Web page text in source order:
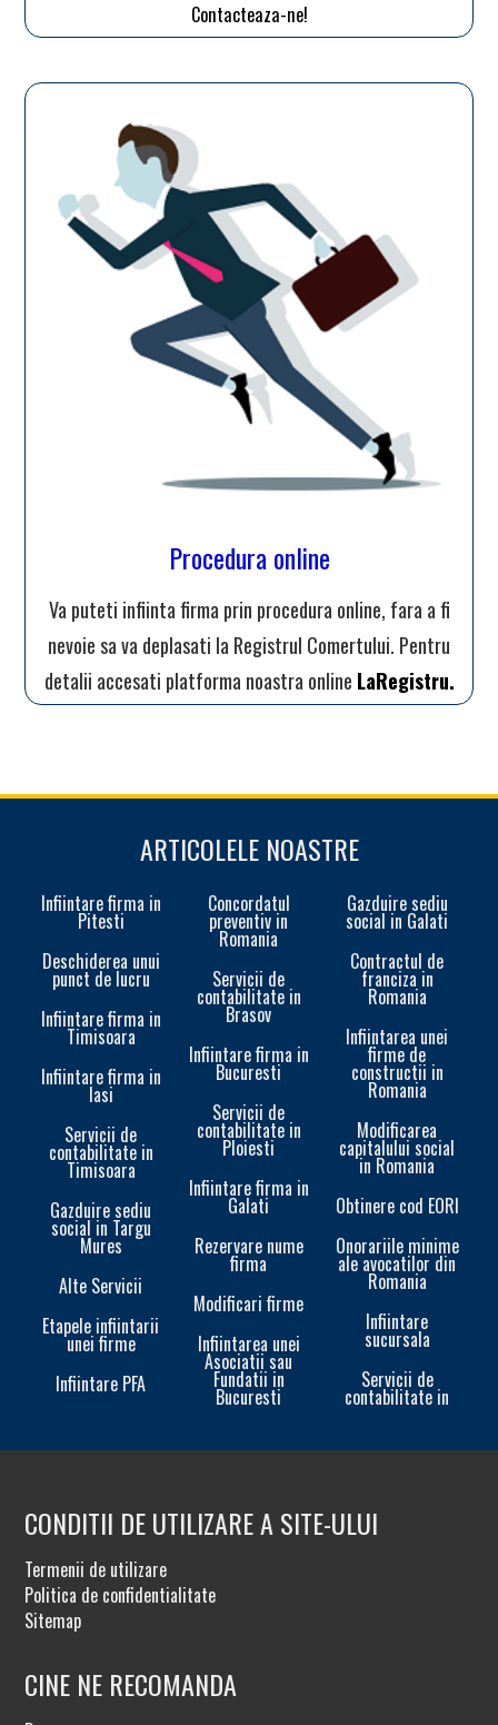
Contacteaza-ne!
Procedura online
Va puteti infiinta firma prin procedura online, fara a fi
nevoie sa va deplasati la Registrul Comertului. Pentru
detalii accesati platforma noastra online LaRegistru.
ARTICOLELE NOASTRE
Infiintare firma in
Pitesti
Deschiderea unui
punct de lucru
Infiintare firma in
Timisoara
Infiintare firma in
Iasi
Servicii de
contabilitate in
Timisoara
Gazduire sediu
social in Targu
Mures
Alte Servicii
Etapele infiintarii
unei firme
Infiintare PFA
Concordatul
preventiv in
Romania
Servicii de
contabilitate in
Brasov
Infiintare firma in
Bucuresti
Servicii de
contabilitate in
Ploiesti
Infiintare firma in
Galati
Rezervare nume
firma
Modificari firme
Infiintarea unei
Asociatii sau
Fundatii in
Bucuresti
Gazduire sediu
social in Galati
Contractul de
franciza in
Romania
Infiintarea unei
firme de
constructii in
Romania
Modificarea
capitalului social
in Romania
Obtinere cod EORI
Onorariile minime
ale avocatilor din
Romania
Infiintare
sucursala
Servicii de
contabilitate in
CONDITII DE UTILIZARE A SITE-ULUI
Termenii de utilizare
Politica de confidentialitate
Sitemap
CINE NE RECOMANDA